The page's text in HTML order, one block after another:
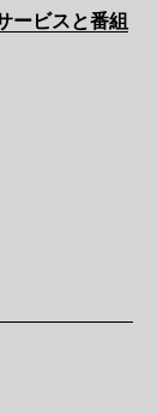
ービスと番組